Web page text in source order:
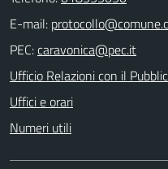
E-mail:
PEC:
Ufficio Relazioni con il
Uffici e orari
Numeri utili